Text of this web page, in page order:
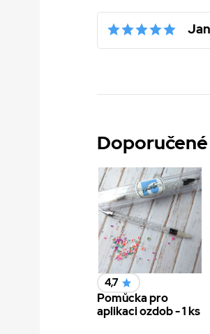
4,7
Pomůcka pro
aplikaci ozdob - 1 ks